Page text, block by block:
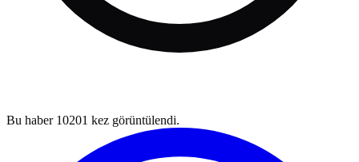
Bu haber 10201 kez görüntülendi.